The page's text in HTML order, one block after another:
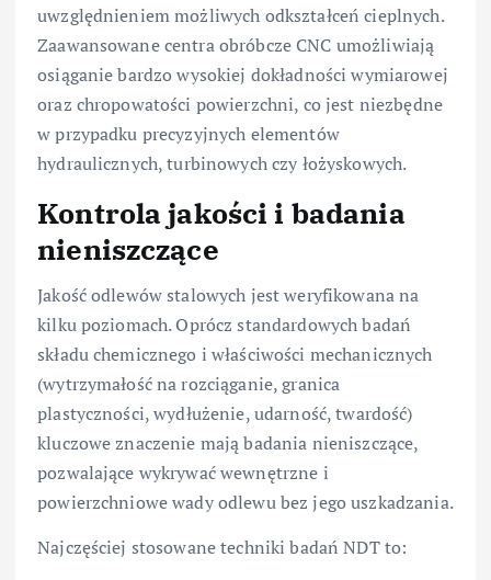
uwzględnieniem możliwych odkształceń cieplnych.
Zaawansowane centra obróbcze CNC umożliwiają
osiąganie bardzo wysokiej dokładności wymiarowej
oraz chropowatości powierzchni, co jest niezbędne
w przypadku precyzyjnych elementów
hydraulicznych, turbinowych czy łożyskowych.
Kontrola jakości i badania
nieniszczące
Jakość odlewów stalowych jest weryfikowana na
kilku poziomach. Oprócz standardowych badań
składu chemicznego i właściwości mechanicznych
(wytrzymałość na rozciąganie, granica
plastyczności, wydłużenie, udarność, twardość)
kluczowe znaczenie mają badania nieniszczące,
pozwalające wykrywać wewnętrzne i
powierzchniowe wady odlewu bez jego uszkadzania.
Najczęściej stosowane techniki badań NDT to: